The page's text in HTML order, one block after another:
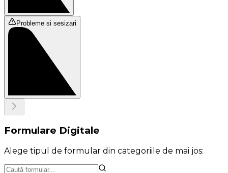
Probleme si sesizari
Formulare Digitale
Alege tipul de formular din categoriile de mai jos: